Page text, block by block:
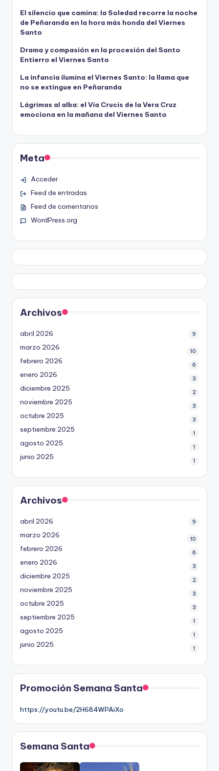
El silencio que camina: la Soledad recorre la noche
de Peñaranda en la hora más honda del Viernes
Santo
Drama y compasión en la procesión del Santo
Entierro el Viernes Santo
La infancia ilumina el Viernes Santo: la llama que
no se extingue en Peñaranda
Lágrimas al alba: el Vía Crucis de la Vera Cruz
emociona en la mañana del Viernes Santo
Meta
Acceder
Feed de entradas
Feed de comentarios
WordPress.org
Archivos
abril 2026 9
marzo 2026 10
febrero 2026 6
enero 2026 3
diciembre 2025 2
noviembre 2025 3
octubre 2025 3
septiembre 2025 1
agosto 2025 1
junio 2025 1
Archivos
abril 2026 9
marzo 2026 10
febrero 2026 6
enero 2026 3
diciembre 2025 2
noviembre 2025 3
octubre 2025 3
septiembre 2025 1
agosto 2025 1
junio 2025 1
Promoción Semana Santa
https://youtu.be/2H684WPAiXo
Semana Santa